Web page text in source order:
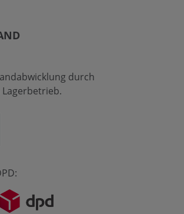
durch